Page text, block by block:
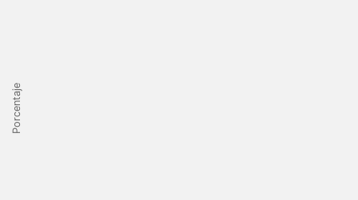
Porcentaje